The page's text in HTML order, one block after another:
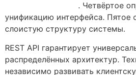
. Четвёртое
унификацию интерфейса. Пятое
слоистую структуру системы.
REST API гарантирует
распределённых архитектур.
независимо развивать